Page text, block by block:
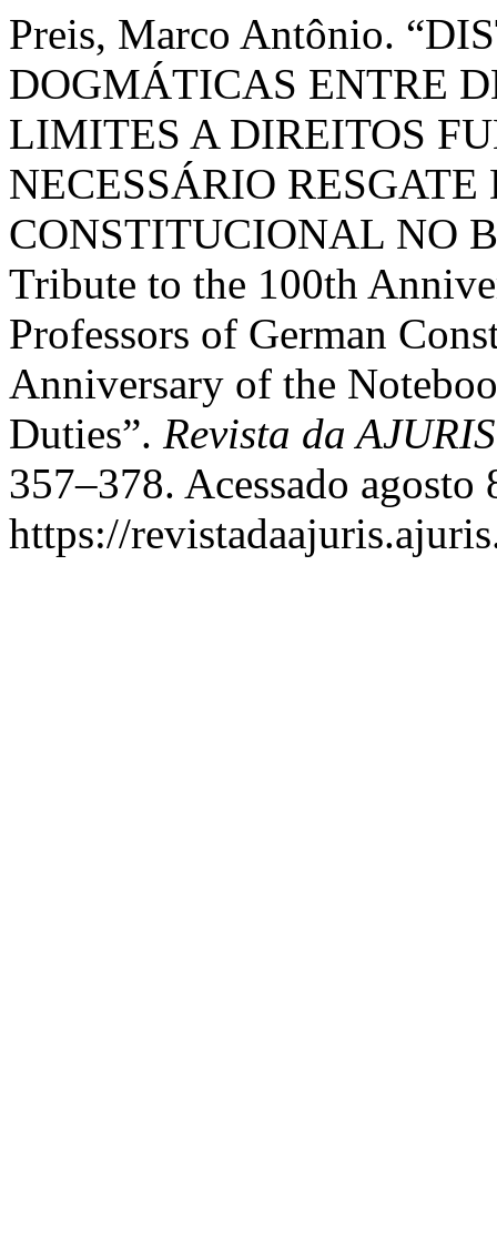
Preis, Marco Antônio.
DOGMÁTICAS ENTRE
LIMITES A DIREITOS
NECESSÁRIO
CONSTITUCIONAL NO
Tribute to the 100th
Professors of German
Anniversary of the
Duties”. Revista da
357–378. Acessado agosto
https://